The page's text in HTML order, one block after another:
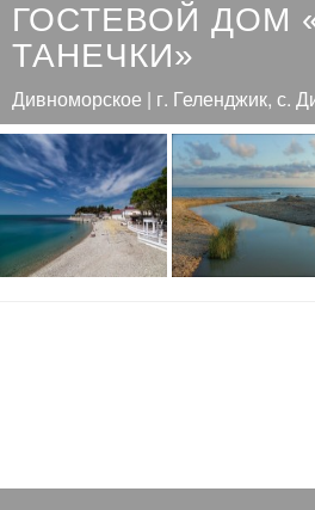
ГОСТЕВОЙ ДОМ
ТАНЕЧКИ»
Дивноморское | г. Геленджик, с.